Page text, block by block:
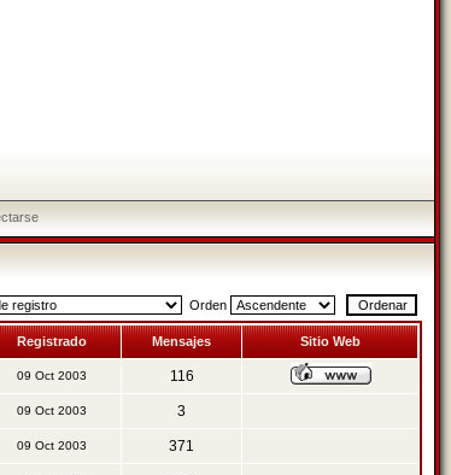
Orden
Registrado Mensajes Sitio Web
09 Oct 2003 116
09 Oct 2003 3
09 Oct 2003 371